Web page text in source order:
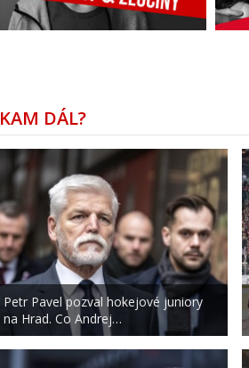
KAM DÁL?
Petr Pavel pozval hokejové juniory
na Hrad. Co Andrej…